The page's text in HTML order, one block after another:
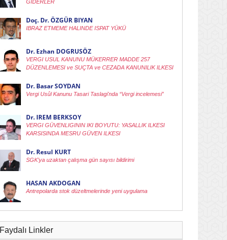
GIDERLER
Doç. Dr. ÖZGÜR BIYAN
IBRAZ ETMEME HALINDE ISPAT YÜKÜ
Dr. Ezhan DOGRUSÖZ
VERGI USUL KANUNU MÜKERRER MADDE 257
DÜZENLEMESI ve SUÇTA ve CEZADA KANUNILIK ILKESI
Dr. Basar SOYDAN
Vergi Usûl Kanunu Tasari Taslagi'nda “Vergi incelemesi”
Dr. IREM BERKSOY
VERGI GÜVENLIGININ IKI BOYUTU: YASALLIK ILKESI
KARSISINDA MESRU GÜVEN ILKESI
Dr. Resul KURT
SGK’ya uzaktan çalışma gün sayısı bildirimi
HASAN AKDOGAN
Antrepolarda stok düzeltmelerinde yeni uygulama
Faydalı Linkler